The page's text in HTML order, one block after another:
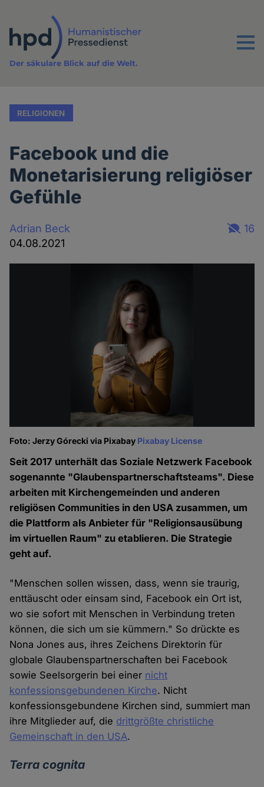
Inhalt
Menu
Der säkulare Blick auf die Welt.
RELIGIONEN
Facebook und die
Monetarisierung religiöser
Gefühle
Adrian Beck
04.08.2021
16
Foto: Jerzy Górecki via Pixabay Pixabay License
Seit 2017 unterhält das Soziale Netzwerk Facebook
sogenannte "Glaubenspartnerschaftsteams". Diese
arbeiten mit Kirchengemeinden und anderen
religiösen Communities in den USA zusammen, um
die Plattform als Anbieter für "Religionsausübung
im virtuellen Raum" zu etablieren. Die Strategie
geht auf.
"Menschen sollen wissen, dass, wenn sie traurig,
enttäuscht oder einsam sind, Facebook ein Ort ist,
wo sie sofort mit Menschen in Verbindung treten
können, die sich um sie kümmern." So drückte es
Nona Jones aus, ihres Zeichens Direktorin für
globale Glaubenspartnerschaften bei Facebook
sowie Seelsorgerin bei einer nicht
konfessionsgebundenen Kirche. Nicht
konfessionsgebundene Kirchen sind, summiert man
ihre Mitglieder auf, die drittgrößte christliche
Gemeinschaft in den USA.
Terra cognita